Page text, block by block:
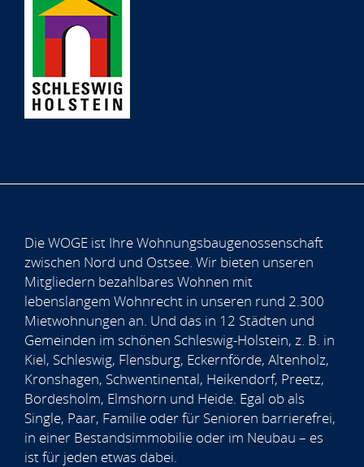
Die WOGE ist Ihre Wohnungsbaugenossenschaft
zwischen Nord und Ostsee. Wir bieten unseren
Mitgliedern bezahlbares Wohnen mit
lebenslangem Wohnrecht in unseren rund 2.300
Mietwohnungen an. Und das in 12 Städten und
Gemeinden im schönen Schleswig-Holstein, z. B. in
Kiel, Schleswig, Flensburg, Eckernförde, Altenholz,
Kronshagen, Schwentinental, Heikendorf, Preetz,
Bordesholm, Elmshorn und Heide. Egal ob als
Single, Paar, Familie oder für Senioren barrierefrei,
in einer Bestandsimmobilie oder im Neubau – es
ist für jeden etwas dabei.